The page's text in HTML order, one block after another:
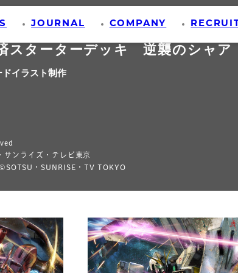
JOURNAL COMPANY RECRUIT
スターターデッキ 逆襲のシャア
ドイラスト制作
ンライズ・テレビ東京
・SUNRISE・TV TOKYO